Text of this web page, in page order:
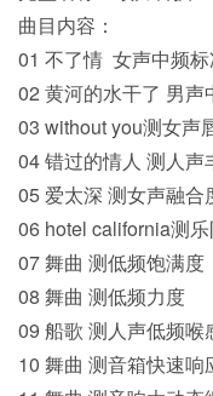
曲目内容：
01 不了情 女声中频
02 黄河的水干了 男声
03 without you测女声
04 错过的情人 测人声
05 爱太深 测女声融合
06 hotel california测
07 舞曲 测低频饱满度
08 舞曲 测低频力度
09 船歌 测人声低频喉
10 舞曲 测音箱快速响